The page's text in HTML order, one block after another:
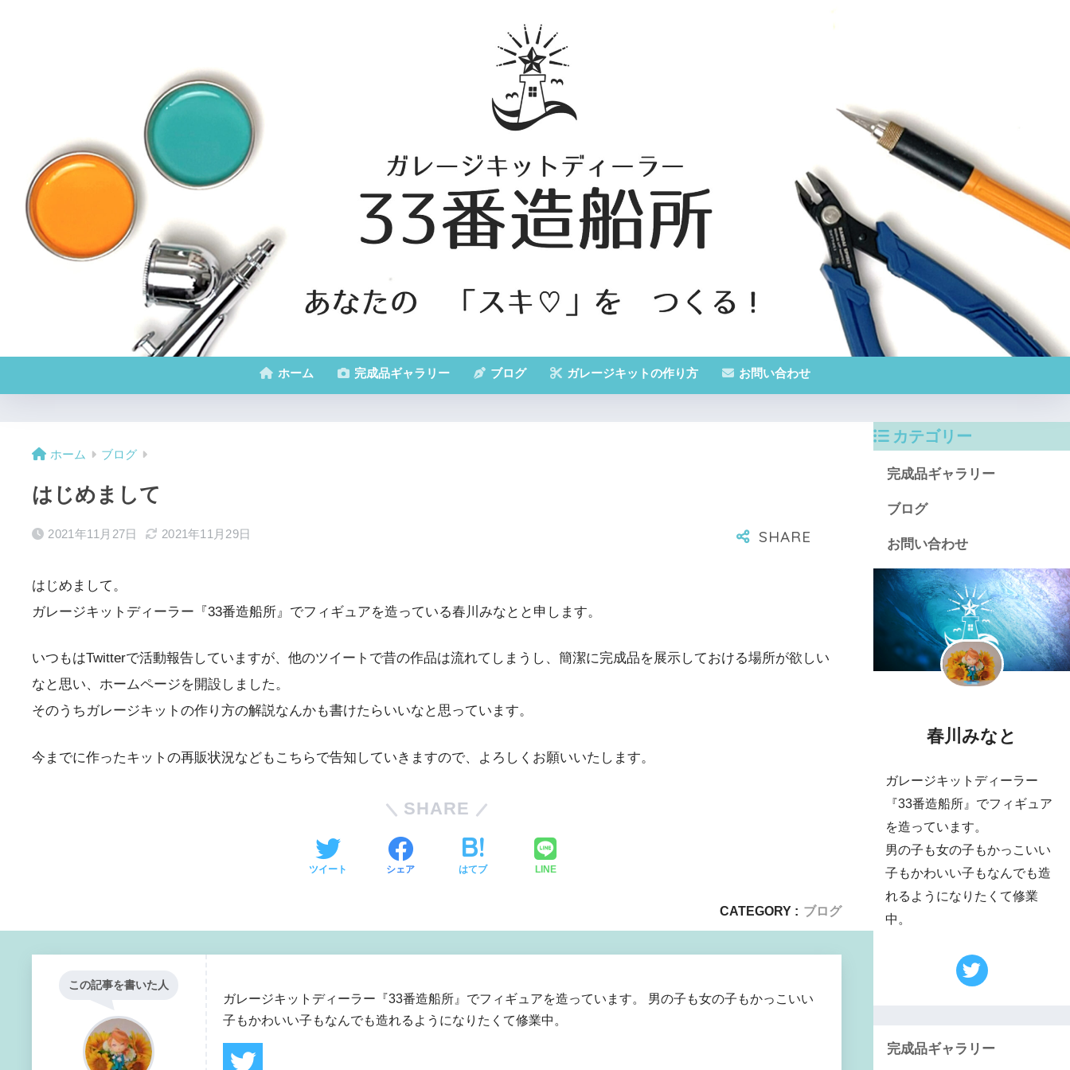
ホーム 完成品ギャラリー ブログ ガレージキットの作り方 お問い合わせ
ホーム ブログ
はじめまして
2021年11月27日 2021年11月29日
はじめまして。
ガレージキットディーラー『33番造船所』でフィギュアを造っている春川みなとと申します。
いつもはTwitterで活動報告していますが、他のツイートで昔の作品は流れてしまうし、簡潔に完成品を展示しておける場所が欲しい
なと思い、ホームページを開設しました。
そのうちガレージキットの作り方の解説なんかも書けたらいいなと思っています。
今までに作ったキットの再販状況などもこちらで告知していきますので、よろしくお願いいたします。
SHARE
ツイート シェア はてブ LINE
CATEGORY : ブログ
この記事を書いた人
ガレージキットディーラー『33番造船所』でフィギュアを造っています。 男の子も女の子もかっこいい
子もかわいい子もなんでも造れるようになりたくて修業中。
カテゴリー
完成品ギャラリー
ブログ
お問い合わせ
春川みなと
ガレージキットディーラー
『33番造船所』でフィギュア
を造っています。
男の子も女の子もかっこいい
子もかわいい子もなんでも造
れるようになりたくて修業
中。
完成品ギャラリー